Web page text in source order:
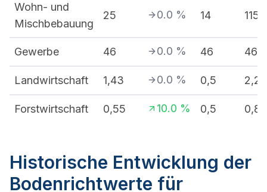
Wohn- und
Mischbebauung
25 0.0 % 14 115
Gewerbe 46 0.0 % 46 46
Landwirtschaft 1,43 0.0 % 0,5 2,2
Forstwirtschaft 0,55 10.0 % 0,5 0,85
Historische Entwicklung der
Bodenrichtwerte für